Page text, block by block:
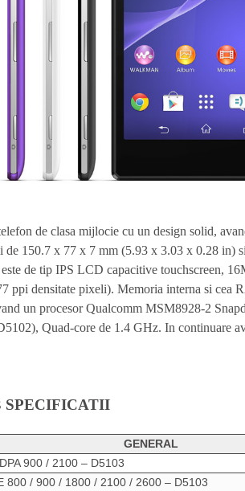
de clasa mijlocie cu un design solid,
de 150.7 x 77 x 7 mm (5.93 x 3.03 x 0.28 in)
de tip IPS LCD capacitive touchscreen,
ppi densitate pixeli). Memoria interna si cea
un procesor Qualcomm MSM8928-2
Quad-core de 1.4 GHz. In continuare
SPECIFICATII
GENERAL
900 / 2100 – D5103
800 / 900 / 1800 / 2100 / 2600 – D5103